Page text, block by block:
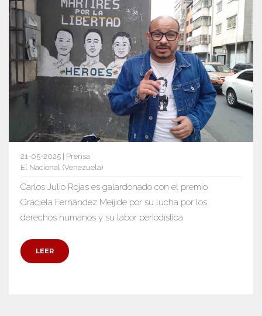
21-05-2025 | Prensa
El Nacional (Venezuela)
Carlos Julio Rojas es galardonado con el premio
Graciela Fernández Meijide por su lucha por los
derechos humanos y su labor periodística
LEER